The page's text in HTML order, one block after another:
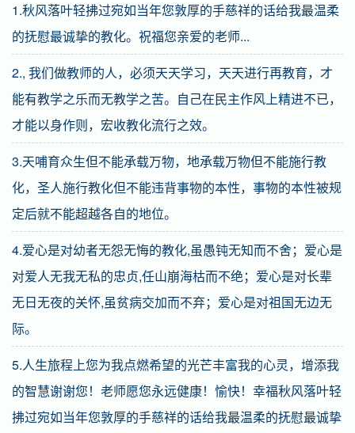
1.秋风落叶轻拂过宛如当年您敦厚的手慈祥的话给我最温柔
的抚慰最诚挚的教化。祝福您亲爱的老师...
2., 我们做教师的人，必须天天学习，天天进行再教育，才
能有教学之乐而无教学之苦。自己在民主作风上精进不已，
才能以身作则，宏收教化流行之效。
3.天哺育众生但不能承载万物，地承载万物但不能施行教
化，圣人施行教化但不能违背事物的本性，事物的本性被规
定后就不能超越各自的地位。
4.爱心是对幼者无怨无悔的教化,虽愚钝无知而不舍；爱心是
对爱人无我无私的忠贞,任山崩海枯而不绝；爱心是对长辈
无日无夜的关怀,虽贫病交加而不弃；爱心是对祖国无边无
际。
5.人生旅程上您为我点燃希望的光芒丰富我的心灵，增添我
的智慧谢谢您！老师愿您永远健康！愉快！幸福秋风落叶轻
拂过宛如当年您敦厚的手慈祥的话给我最温柔的抚慰最诚挚